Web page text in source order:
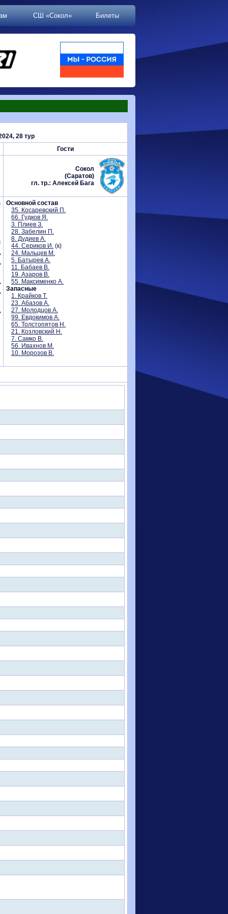
СШ «Сокол» Билеты
28 тур
Гости
Сокол
(Саратов)
гл. тр.: Алексей Бага
Основной состав
35. Косаревский П.
66. Гудков Я.
3. Плиев З.
28. Забелин П.
8. Дудиев А.
44. Сериков И. (к)
24. Мальцев М.
5. Батырев А.
11. Бабаев В.
19. Азаров В.
55. Максименко А.
Запасные
1. Крайков Т.
23. Абазов А.
27. Молодцов А.
99. Евдокимов А.
65. Толстопятов Н.
21. Козловский Н.
7. Самко В.
56. Ивахнов М.
10. Морозов В.